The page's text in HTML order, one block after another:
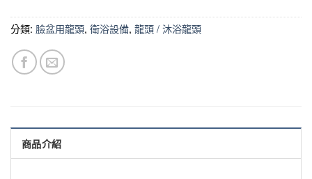
分類: 臉盆用龍頭, 衛浴設備, 龍頭 / 沐浴龍頭
商品介紹